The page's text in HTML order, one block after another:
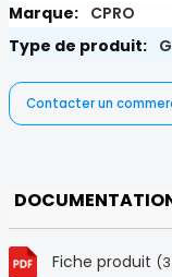
CPRO
Contacter un
Fiche produit